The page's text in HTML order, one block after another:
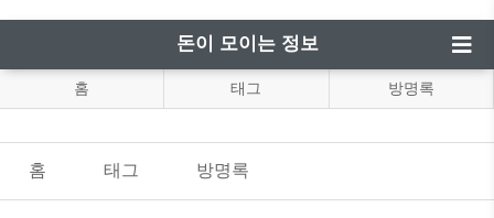
돈이 모이는 정보
홈 태그 방명록
홈 태그 방명록